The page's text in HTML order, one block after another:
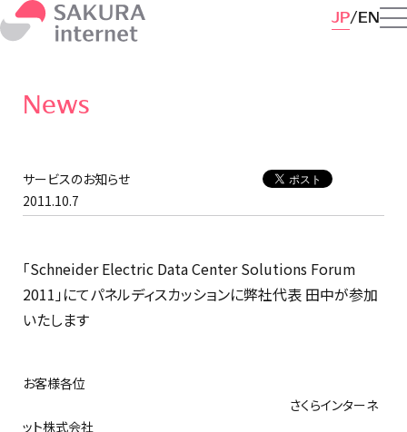
JP EN
News
サービスのお知らせ
2011.10.7
「Schneider Electric Data Center Solutions Forum
2011」にてパネルディスカッションに弊社代表 田中が参加
いたします
お客様各位
さくらインターネ
ット株式会社